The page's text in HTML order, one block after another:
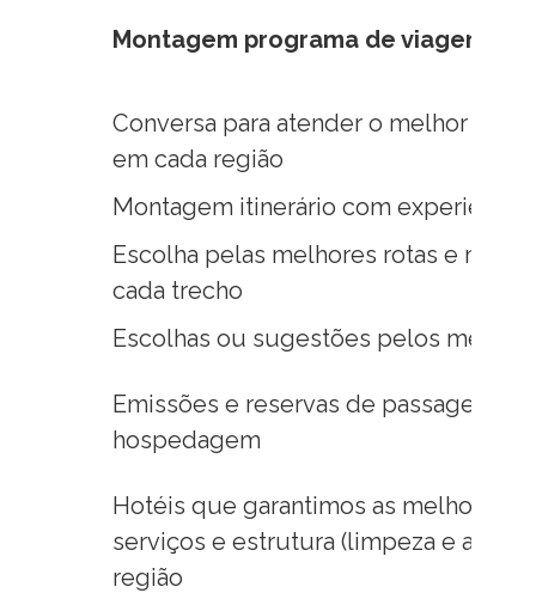
Montagem programa de viagem
Conversa para atender o melhor
em cada região
Montagem itinerário com
Escolha pelas melhores rotas e
cada trecho
Escolhas ou sugestões pelos
Emissões e reservas de passagens
hospedagem
Hotéis que garantimos as melhores
serviços e estrutura (limpeza e
região